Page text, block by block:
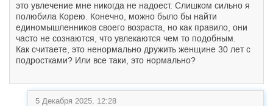
это увлечение мне никогда не надоест. Слишком сильно я
полюбила Корею. Конечно, можно было бы найти
единомышленников своего возраста, но как правило, они
часто не сознаются, что увлекаются чем то подобным.
Как считаете, это ненормально дружить женщине 30 лет с
подростками? Или все таки, это нормально?
5 Декабря 2025, 12:28